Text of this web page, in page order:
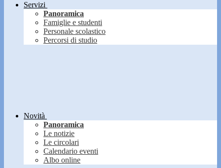
Servizi
Panoramica
Famiglie e studenti
Personale scolastico
Percorsi di studio
Novità
Panoramica
Le notizie
Le circolari
Calendario eventi
Albo online